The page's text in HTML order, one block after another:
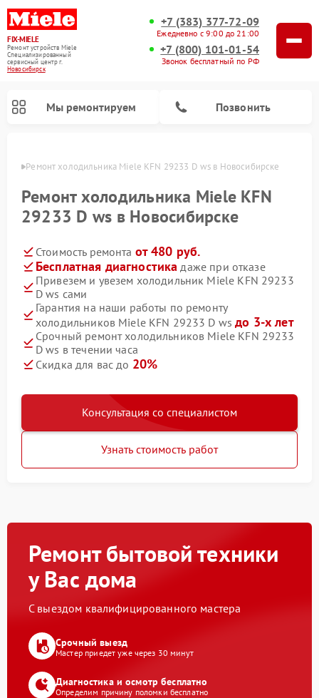
FIX-MIELE
Ремонт устройств Miele
Специализированный
cервисный центр г.
Новосибирск
+7 (383) 377-72-09
Ежедневно с 9:00 до 21:00
+7 (800) 101-01-54
Звонок бесплатный по РФ
Мы ремонтируем Позвонить
Ремонт холодильника Miele KFN 29233 D ws в Новосибирске
Ремонт холодильника Miele KFN
29233 D ws в Новосибирске
Стоимость ремонта от 480 руб.
Бесплатная диагностика даже при отказе
Привезем и увезем холодильник Miele KFN 29233
D ws сами
Гарантия на наши работы по ремонту
холодильников Miele KFN 29233 D wsдо 3-х лет
Срочный ремонт холодильников Miele KFN 29233
D ws в течении часа
Скидка для вас до 20%
Консультация со специалистом
Узнать стоимость работ
Ремонт бытовой техники
у Вас дома
С выездом квалифицированного мастера
Срочный выезд
Мастер приедет уже через 30 минут
Диагностика и осмотр бесплатно
Определим причину поломки бесплатно